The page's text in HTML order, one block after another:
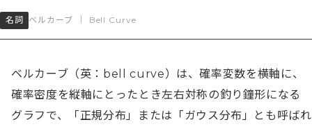
名詞 ベルカーブ Bell Curve
ベルカーブ（英：bell curve）は、確率変数を横軸に、
確率密度を縦軸にとったとき左右対称の釣り鐘形になる
グラフで、「正規分布」または「ガウス分布」とも呼ばれ